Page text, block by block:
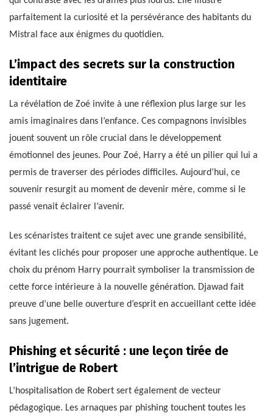
parfaitement la curiosité et la persévérance des habitants du
Mistral face aux énigmes du quotidien.
L’impact des secrets sur la construction
identitaire
La révélation de Zoé invite à une réflexion plus large sur les
amis imaginaires dans l’enfance. Ces compagnons invisibles
jouent souvent un rôle crucial dans le développement
émotionnel des jeunes. Pour Zoé, Harry a été un pilier qui lui a
permis de traverser des périodes difficiles. Aujourd’hui, ce
souvenir resurgit au moment de devenir mère, comme si le
passé venait éclairer l’avenir.
Les scénaristes traitent ce sujet avec une grande sensibilité,
évitant les clichés pour proposer une approche authentique. Le
choix du prénom Harry pourrait symboliser la transmission de
cette force intérieure à la nouvelle génération. Djawad fait
preuve d’une belle ouverture d’esprit en accueillant cette idée
sans jugement.
Phishing et sécurité : une leçon tirée de
l’intrigue de Robert
L’hospitalisation de Robert sert également de vecteur
pédagogique. Les arnaques par phishing touchent toutes les